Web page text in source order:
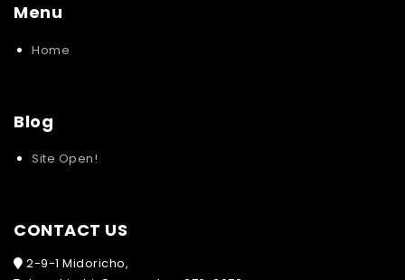
Menu
Home
Blog
Site Open!
CONTACT US
2-9-1 Midoricho,